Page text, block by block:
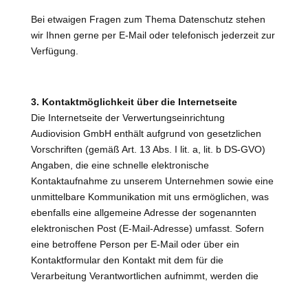
Bei etwaigen Fragen zum Thema Datenschutz stehen
wir Ihnen gerne per E-Mail oder telefonisch jederzeit zur
Verfügung.
3. Kontaktmöglichkeit über die Internetseite
Die Internetseite der Verwertungseinrichtung
Audiovision GmbH enthält aufgrund von gesetzlichen
Vorschriften (gemäß Art. 13 Abs. I lit. a, lit. b DS-GVO)
Angaben, die eine schnelle elektronische
Kontaktaufnahme zu unserem Unternehmen sowie eine
unmittelbare Kommunikation mit uns ermöglichen, was
ebenfalls eine allgemeine Adresse der sogenannten
elektronischen Post (E-Mail-Adresse) umfasst. Sofern
eine betroffene Person per E-Mail oder über ein
Kontaktformular den Kontakt mit dem für die
Verarbeitung Verantwortlichen aufnimmt, werden die